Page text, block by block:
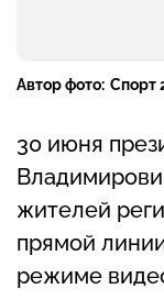
Автор фото: Спорт
30 июня
жителей
прямой
режиме